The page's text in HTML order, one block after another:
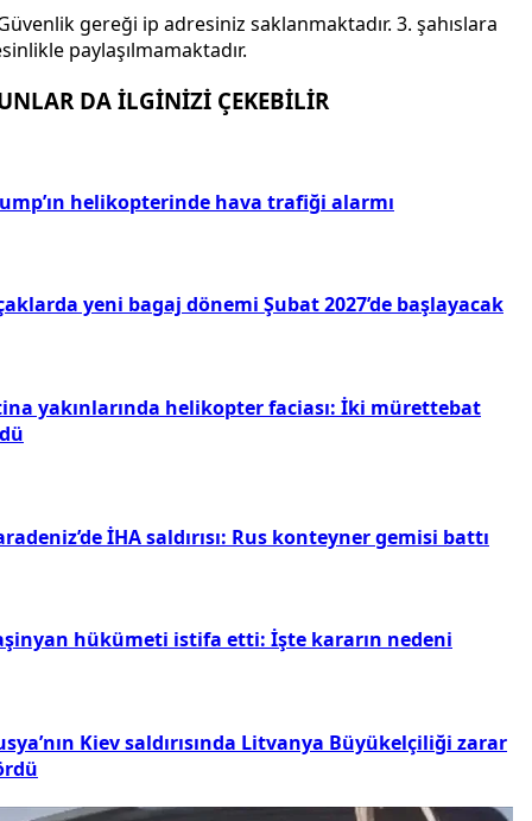
gereği ip adresiniz saklanmaktadır. 3. şahıslara
paylaşılmamaktadır.
DA İLGİNİZİ ÇEKEBİLİR
helikopterinde hava trafiği alarmı
yeni bagaj dönemi Şubat 2027’de başlayacak
yakınlarında helikopter faciası: İki mürettebat
İHA saldırısı: Rus konteyner gemisi battı
hükümeti istifa etti: İşte kararın nedeni
Kiev saldırısında Litvanya Büyükelçiliği zarar